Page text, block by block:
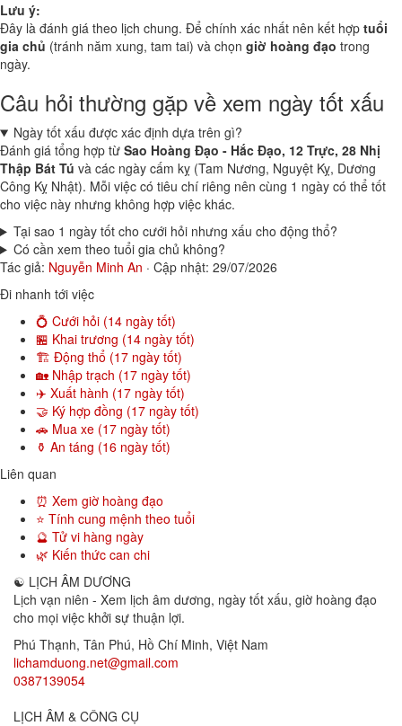
Lưu ý:
Đây là đánh giá theo lịch chung. Để chính xác nhất nên kết hợp tuổi
gia chủ (tránh năm xung, tam tai) và chọn giờ hoàng đạo trong
ngày.
Câu hỏi thường gặp về xem ngày tốt xấu
Ngày tốt xấu được xác định dựa trên gì?
Đánh giá tổng hợp từ Sao Hoàng Đạo - Hắc Đạo, 12 Trực, 28 Nhị
Thập Bát Tú và các ngày cấm kỵ (Tam Nương, Nguyệt Kỵ, Dương
Công Kỵ Nhật). Mỗi việc có tiêu chí riêng nên cùng 1 ngày có thể tốt
cho việc này nhưng không hợp việc khác.
Tại sao 1 ngày tốt cho cưới hỏi nhưng xấu cho động thổ?
Có cần xem theo tuổi gia chủ không?
Tác giả: Nguyễn Minh An · Cập nhật: 29/07/2026
Đi nhanh tới việc
💍 Cưới hỏi (14 ngày tốt)
🏪 Khai trương (14 ngày tốt)
🏗️ Động thổ (17 ngày tốt)
🏡 Nhập trạch (17 ngày tốt)
✈️ Xuất hành (17 ngày tốt)
🤝 Ký hợp đồng (17 ngày tốt)
🚗 Mua xe (17 ngày tốt)
⚱️ An táng (16 ngày tốt)
Liên quan
⏰ Xem giờ hoàng đạo
⭐ Tính cung mệnh theo tuổi
🔮 Tử vi hàng ngày
🌿 Kiến thức can chi
☯ LỊCH ÂM DƯƠNG
Lịch vạn niên - Xem lịch âm dương, ngày tốt xấu, giờ hoàng đạo
cho mọi việc khởi sự thuận lợi.
Phú Thạnh, Tân Phú, Hồ Chí Minh, Việt Nam
lichamduong.net@gmail.com
0387139054
LỊCH ÂM & CÔNG CỤ